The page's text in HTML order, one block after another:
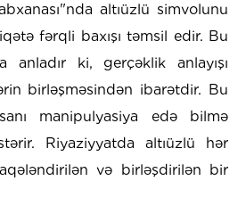
altıüzlü simvolunu
fərqli baxışı təmsil edir. Bu
anladır ki, gerçəklik anlayışı
birləşməsindən ibarətdir. Bu
manipulyasiya edə bilmə
Riyaziyyatda altıüzlü hər
və birləşdirilən bir